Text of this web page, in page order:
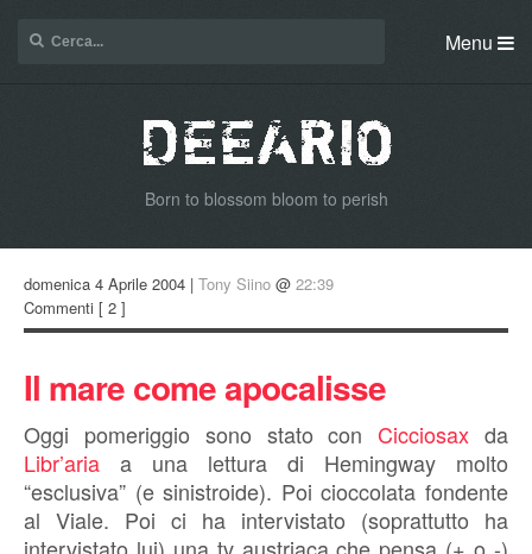
Menu
Born to blossom bloom to perish
domenica 4 Aprile 2004 | Tony Siino @ 22:39
Commenti [ 2 ]
Il mare come apocalisse
Oggi pomeriggio sono stato con Cicciosax da
Libr’aria a una lettura di Hemingway molto
“esclusiva” (e sinistroide). Poi cioccolata fondente
al Viale. Poi ci ha intervistato (soprattutto ha